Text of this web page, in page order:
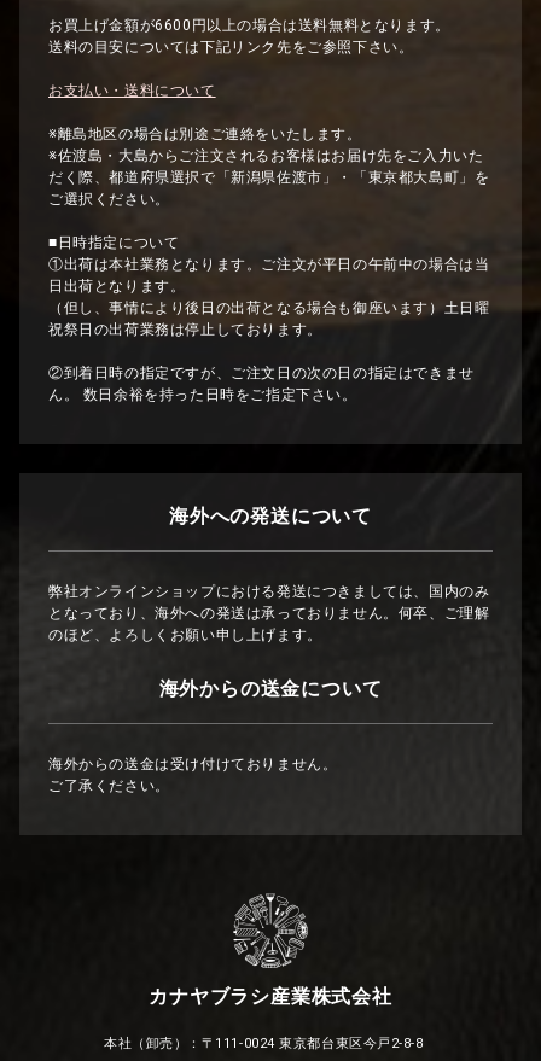
お買上げ金額が6600円以上の場合は送料無料となります。
送料の目安については下記リンク先をご参照下さい。
お支払い・送料について
※離島地区の場合は別途ご連絡をいたします。
※佐渡島・大島からご注文されるお客様はお届け先をご入力いた
だく際、都道府県選択で「新潟県佐渡市」・「東京都大島町」を
ご選択ください。
■日時指定について
①出荷は本社業務となります。ご注文が平日の午前中の場合は当
日出荷となります。
（但し、事情により後日の出荷となる場合も御座います）土日曜
祝祭日の出荷業務は停止しております。
②到着日時の指定ですが、ご注文日の次の日の指定はできませ
ん。 数日余裕を持った日時をご指定下さい。
海外への発送について
弊社オンラインショップにおける発送につきましては、国内のみ
となっており、海外への発送は承っておりません。何卒、ご理解
のほど、よろしくお願い申し上げます。
海外からの送金について
海外からの送金は受け付けておりません。
ご了承ください。
カナヤブラシ産業株式会社
本社（卸売）：〒111-0024 東京都台東区今戸2-8-8